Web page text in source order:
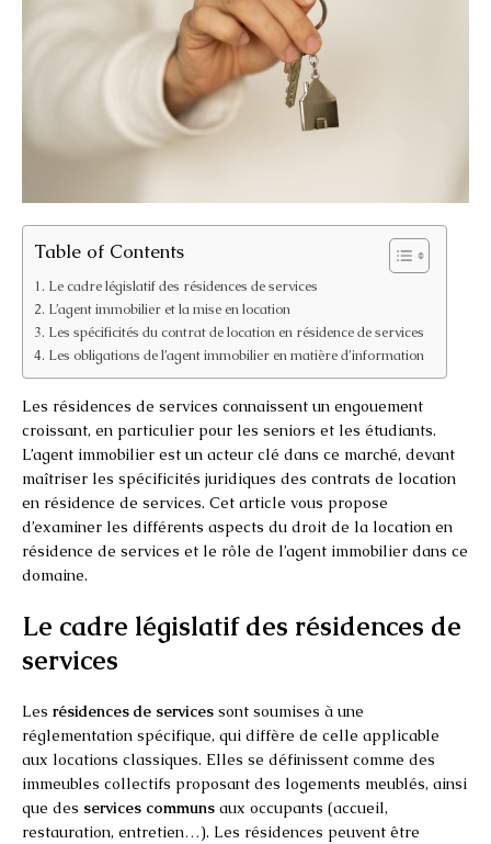
Table of Contents
Le cadre législatif des résidences de services
L’agent immobilier et la mise en location
Les spécificités du contrat de location en résidence de services
Les obligations de l’agent immobilier en matière d’information
Les résidences de services connaissent un engouement
croissant, en particulier pour les seniors et les étudiants.
L’agent immobilier est un acteur clé dans ce marché, devant
maîtriser les spécificités juridiques des contrats de location
en résidence de services. Cet article vous propose
d’examiner les différents aspects du droit de la location en
résidence de services et le rôle de l’agent immobilier dans ce
domaine.
Le cadre législatif des résidences de
services
Les résidences de services sont soumises à une
réglementation spécifique, qui diffère de celle applicable
aux locations classiques. Elles se définissent comme des
immeubles collectifs proposant des logements meublés, ainsi
que des services communs aux occupants (accueil,
restauration, entretien…). Les résidences peuvent être